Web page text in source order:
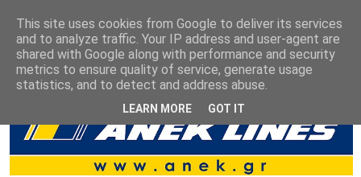
This site uses cookies from Google to deliver its services
and to analyze traffic. Your IP address and user-agent are
shared with Google along with performance and security
metrics to ensure quality of service, generate usage
statistics, and to detect and address abuse.
LEARN MORE GOT IT